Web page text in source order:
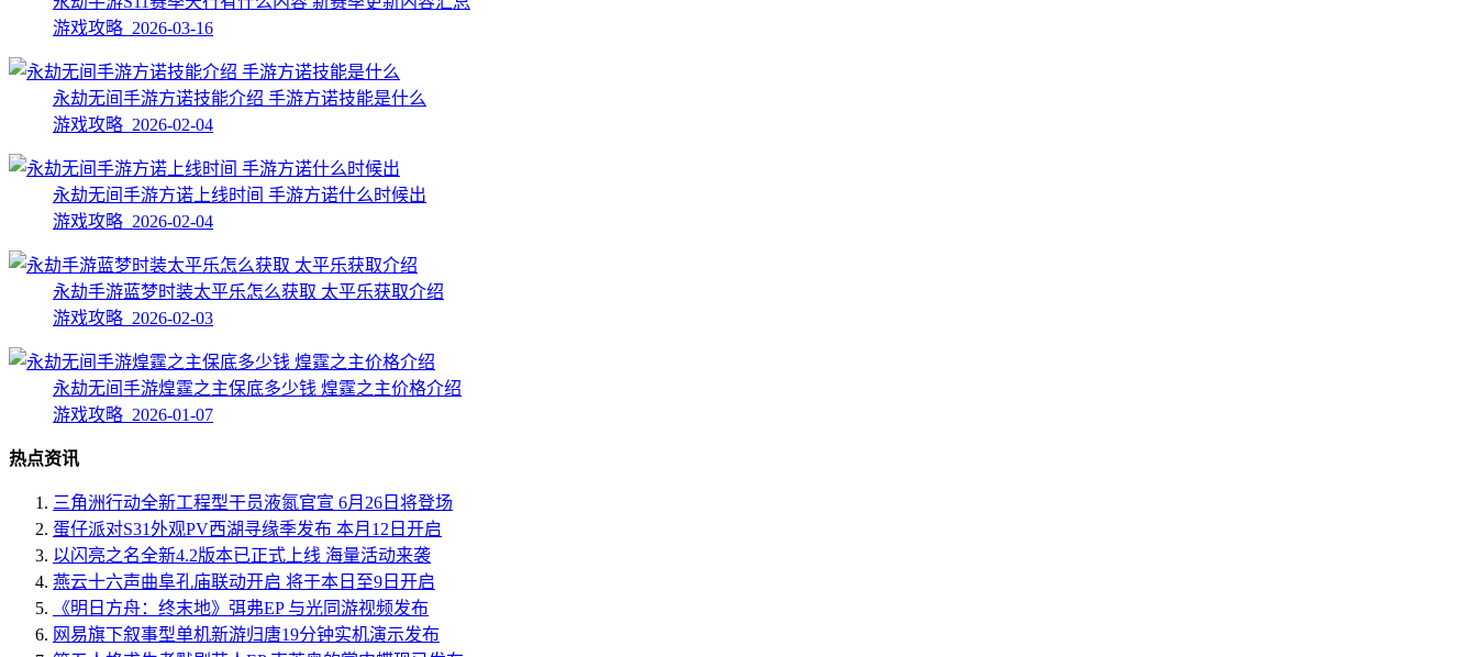
游戏攻略 2026-03-16
永劫无间手游方诺技能介绍 手游方诺技能是什么
游戏攻略 2026-02-04
永劫无间手游方诺上线时间 手游方诺什么时候出
游戏攻略 2026-02-04
永劫手游蓝梦时装太平乐怎么获取 太平乐获取介绍
游戏攻略 2026-02-03
永劫无间手游煌霆之主保底多少钱 煌霆之主价格介绍
游戏攻略 2026-01-07
热点资讯
三角洲行动全新工程型干员液氮官宣 6月26日将登场
蛋仔派对S31外观PV西湖寻缘季发布 本月12日开启
以闪亮之名全新4.2版本已正式上线 海量活动来袭
燕云十六声曲阜孔庙联动开启 将于本日至9日开启
《明日方舟：终末地》弭弗EP 与光同游视频发布
网易旗下叙事型单机新游归唐19分钟实机演示发布